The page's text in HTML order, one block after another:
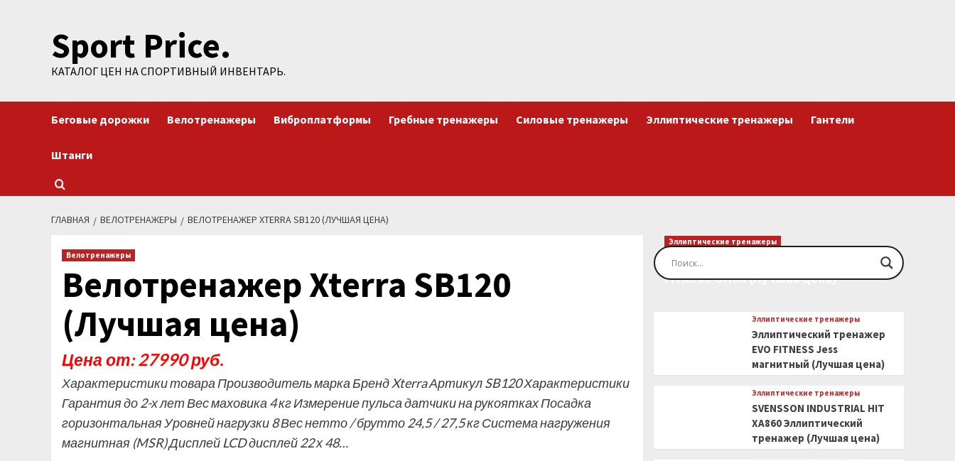
содержимомуSport Price.
КАТАЛОГ ЦЕН НА СПОРТИВНЫЙ ИНВЕНТАРЬ.
Беговые дорожки Велотренажеры Виброплатформы Гребные тренажеры Силовые тренажеры Эллиптические тренажеры Гантели
Штанги
ГЛАВНАЯ ВЕЛОТРЕНАЖЕРЫ ВЕЛОТРЕНАЖЕР XTERRA SB120 (ЛУЧШАЯ ЦЕНА)
Велотренажеры
Велотренажер Xterra SB120
(Лучшая цена)
Цена от: 27990 руб.
Характеристики товара Производитель марка Бренд Xterra Артикул SB120 Характеристики
Гарантия до 2-х лет Вес маховика 4 кг Измерение пульса датчики на рукоятках Посадка
горизонтальная Уровней нагрузки 8 Вес нетто / брутто 24,5 / 27,5 кг Система нагружения
магнитная (MSR) Дисплей LCD дисплей 22 х 48…
Эллиптические тренажеры
Эллиптический тренажер EVO
FITNESS Orion (Лучшая цена)
Эллиптические тренажеры
Эллиптический тренажер
EVO FITNESS Jess
магнитный (Лучшая цена)
Эллиптические тренажеры
SVENSSON INDUSTRIAL HIT
XA860 Эллиптический
тренажер (Лучшая цена)